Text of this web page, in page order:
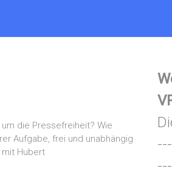
die Pressefreiheit? Wie
Aufgabe, frei und unabhängig
Hubert